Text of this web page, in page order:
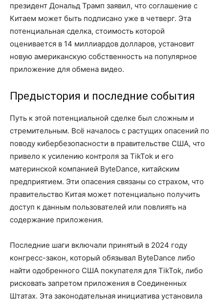
президент Дональд Трамп заявил, что соглашение с
Китаем может быть подписано уже в четверг. Эта
потенциальная сделка, стоимость которой
оценивается в 14 миллиардов долларов, установит
новую американскую собственность на популярное
приложение для обмена видео.
Предыстория и последние события
Путь к этой потенциальной сделке был сложным и
стремительным. Всё началось с растущих опасений по
поводу кибербезопасности в правительстве США, что
привело к усилению контроля за TikTok и его
материнской компанией ByteDance, китайским
предприятием. Эти опасения связаны со страхом, что
правительство Китая может потенциально получить
доступ к данным пользователей или повлиять на
содержание приложения.
Последние шаги включали принятый в 2024 году
конгресс-закон, который обязывал ByteDance либо
найти одобренного США покупателя для TikTok, либо
рисковать запретом приложения в Соединенных
Штатах. Эта законодательная инициатива установила